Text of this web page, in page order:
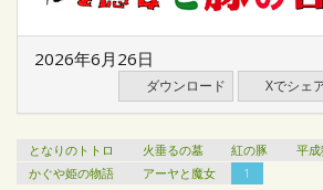
2026年6月26日
ダウンロード Xでシェ
となりのトトロ 火垂るの墓 紅の豚
平
かぐや姫の物語
アーヤと魔女 1